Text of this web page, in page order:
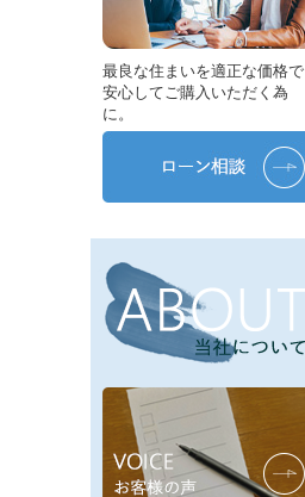
最良な住まいを適正な価格で
安心してご購入いただく為
に。